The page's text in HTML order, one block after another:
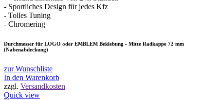
- Sportliches Design für jedes Kfz
- Tolles Tuning
- Chromering
Durchmesser für LOGO oder EMBLEM Beklebung - Mitte Radkappe 72 mm
(Nabenabdeckung)
zur Wunschliste
In den Warenkorb
zzgl. Versandkosten
Quick view